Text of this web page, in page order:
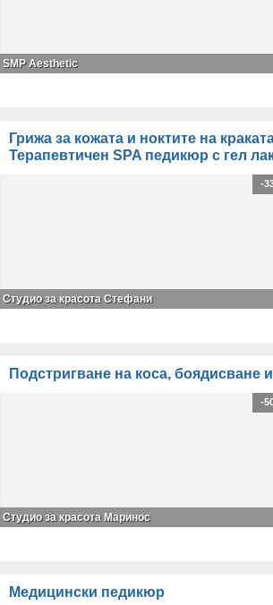
SMP Aesthetic
Грижа за кожата и ноктите на
Терапевтичен SPA педикюр с гел
-
Студио за красота Стефани
Подстригване на коса, боядисване
-
Студио за красота Маринос
Медицински педикюр